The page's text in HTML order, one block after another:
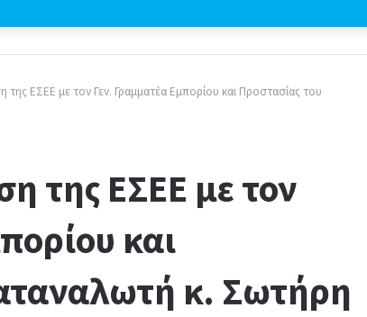
της ΕΣΕΕ με τον Γεν. Γραμματέα Εμπορίου και Προστασίας του
της ΕΣΕΕ με τον
και
κ. Σωτήρη